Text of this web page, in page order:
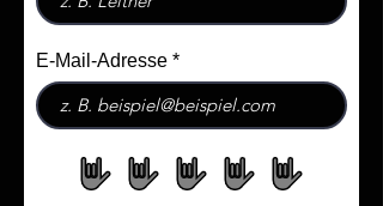
E-Mail-Adresse